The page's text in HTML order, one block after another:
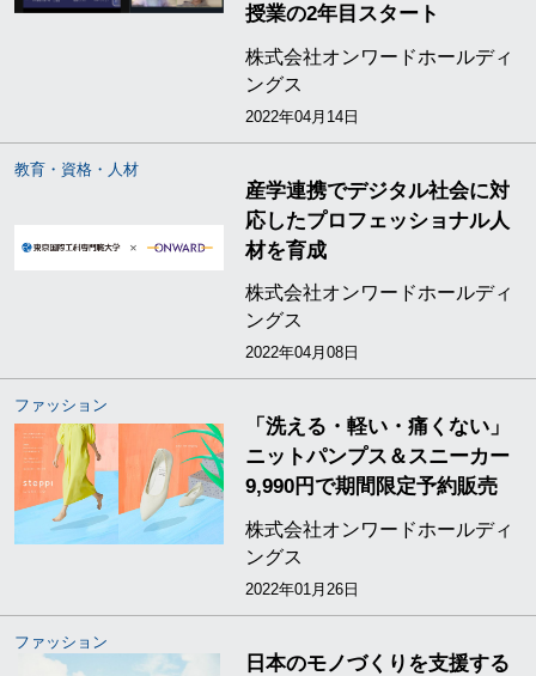
授業の2年目スタート
株式会社オンワードホールディ
ングス
2022年04月14日
教育・資格・人材
産学連携でデジタル社会に対
応したプロフェッショナル人
材を育成
株式会社オンワードホールディ
ングス
2022年04月08日
ファッション
「洗える・軽い・痛くない」
ニットパンプス＆スニーカー
9,990円で期間限定予約販売
株式会社オンワードホールディ
ングス
2022年01月26日
ファッション
日本のモノづくりを支援する